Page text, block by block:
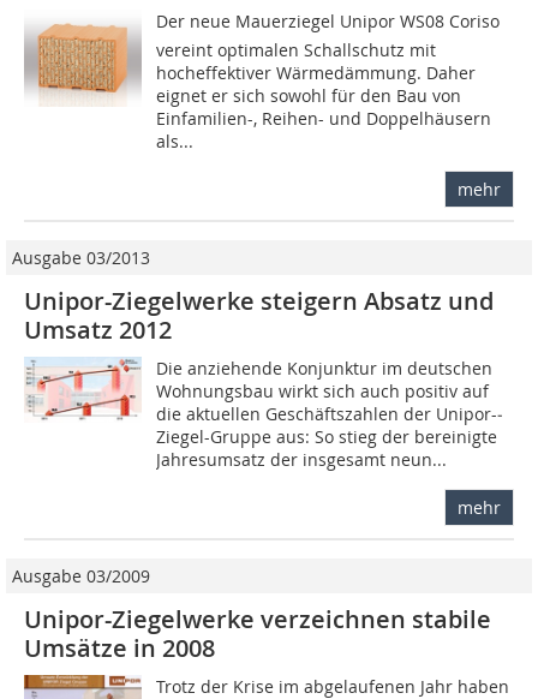
Der neue Mauerziegel Unipor WS08 Coriso
vereint optimalen Schallschutz mit
hocheffektiver Wärmedämmung. Daher
eignet er sich sowohl für den Bau von
Einfamilien-, Reihen- und Doppelhäusern
als...
mehr
Ausgabe 03/2013
Unipor-Ziegelwerke steigern Absatz und
Umsatz 2012
Die anziehende Konjunktur im deutschen
Wohnungsbau wirkt sich auch positiv auf
die aktuellen Geschäftszahlen der Unipor-­
Ziegel-Gruppe aus: So stieg der bereinigte
Jahresumsatz der insgesamt neun...
mehr
Ausgabe 03/2009
Unipor-Ziegelwerke verzeichnen stabile
Umsätze in 2008
Trotz der Krise im abgelaufenen Jahr haben